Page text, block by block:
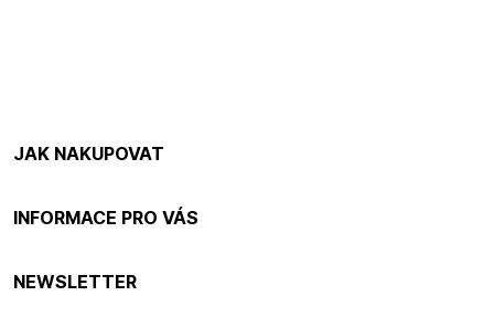
JAK NAKUPOVAT
INFORMACE PRO VÁS
NEWSLETTER